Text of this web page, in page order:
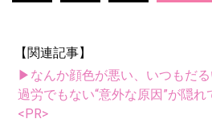
【関連記事】
▶なんか顔色が悪い、いつもだる
過労でもない“意外な原因”が隠れ
<PR>